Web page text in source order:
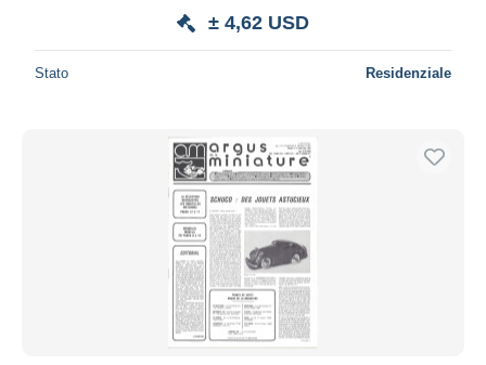
± 4,62 USD
Stato Residenziale